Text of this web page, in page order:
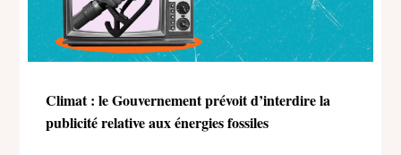
Climat : le Gouvernement prévoit d’interdire la
publicité relative aux énergies fossiles